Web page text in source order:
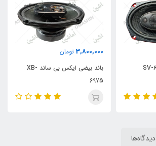
3,800,000 تومان
باند بیضی ایکس بی ساند XB-
6975
دیدگاه‌ها